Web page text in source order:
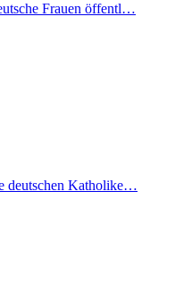
Frauen öffentl…
deutschen Katholike…